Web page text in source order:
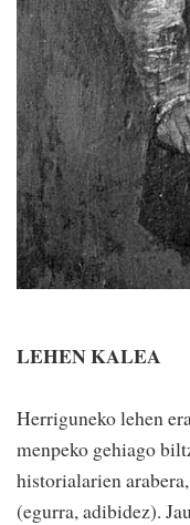
LEHEN KALEA
Herriguneko lehen
menpeko gehiago
historialarien
(egurra, adibidez).